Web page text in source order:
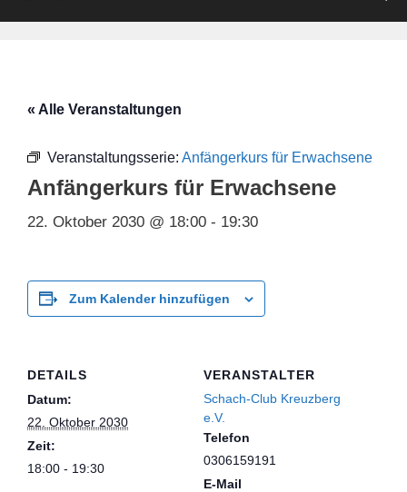
« Alle Veranstaltungen
Veranstaltungsserie: Anfängerkurs für Erwachsene
Anfängerkurs für Erwachsene
22. Oktober 2030 @ 18:00 - 19:30
Zum Kalender hinzufügen
DETAILS
Datum:
22. Oktober 2030
Zeit:
18:00 - 19:30
VERANSTALTER
Schach-Club Kreuzberg
e.V.
Telefon
0306159191
E-Mail